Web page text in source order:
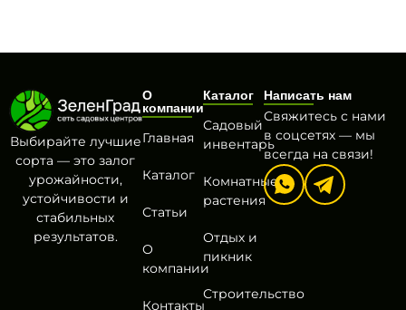
Выбирайте лучшие
сорта — это залог
урожайности,
устойчивости и
стабильных
результатов.
О
компании
Главная
Каталог
Статьи
О
компании
Контакты
Каталог
Садовый
инвентарь
Комнатные
растения
Отдых и
пикник
Строительство
Написать нам
Свяжитесь с нами
в соцсетях — мы
всегда на связи!